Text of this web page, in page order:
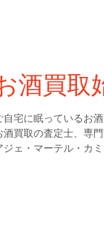
酒買取
自宅に眠っているお
酒買取の査定士、専
ジェ・マーテル・カ